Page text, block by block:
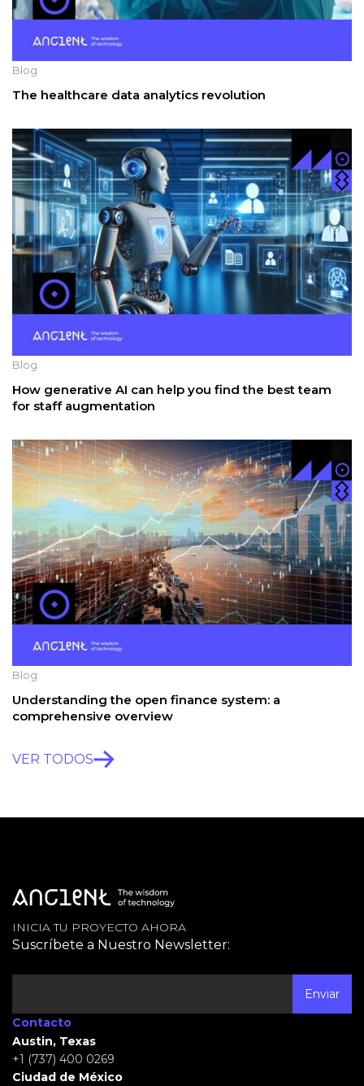
Blog
The healthcare data analytics revolution
Blog
How generative AI can help you find the best team
for staff augmentation
Blog
Understanding the open finance system: a
comprehensive overview
VER TODOS
INICIA TU PROYECTO AHORA
Suscríbete a Nuestro Newsletter:
Contacto
Austin, Texas
+1 (737) 400 0269
Ciudad de México